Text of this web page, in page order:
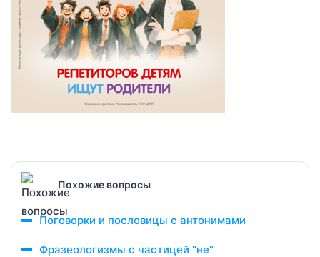
Похожие вопросы
Поговорки и пословицы с антонимами
Фразеологизмы с частицей "не"